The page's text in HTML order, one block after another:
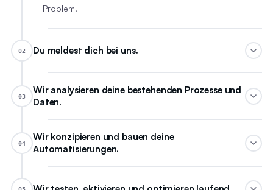
Problem.
02 Du meldest dich bei uns.
03
Wir analysieren deine bestehenden Prozesse und
Daten.
04
Wir konzipieren und bauen deine
Automatisierungen.